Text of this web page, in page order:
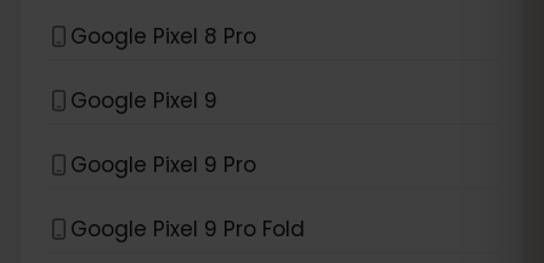
Google Pixel 8 Pro
Google Pixel 9
Google Pixel 9 Pro
Google Pixel 9 Pro Fold